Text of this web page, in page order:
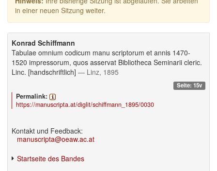
in einer neuen Sitzung weiter.
Konrad Schiffmann
Tabulae omnium codicum manu scriptorum et annis 1470-
1520 impressorum, quos asservat Bibliotheca Seminarii cleric.
Linc. [handschriftlich] — Linz, 1895
Seite: 15v
Permalink:
https://manuscripta.at/diglit/schiffmann_1895/0030
Kontakt und Feedback:
manuscripta@oeaw.ac.at
Startseite des Bandes